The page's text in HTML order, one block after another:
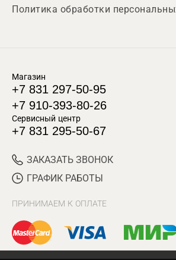
Политика обработки
Магазин
+7 831 297-50-95
+7 910-393-80-26
Сервисный центр
+7 831 295-50-67
ЗАКАЗАТЬ ЗВОНОК
ГРАФИК РАБОТЫ
ПРИНИМАЕМ К ОПЛАТЕ